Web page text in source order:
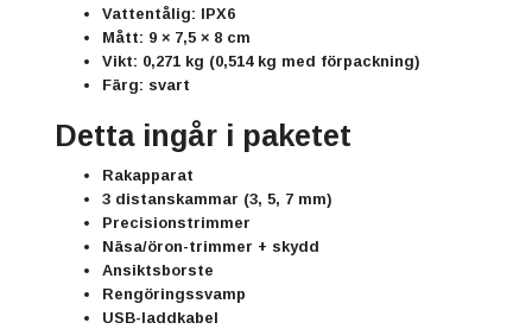
Vattentålig: IPX6
Mått: 9 × 7,5 × 8 cm
Vikt: 0,271 kg (0,514 kg med förpackning)
Färg: svart
Detta ingår i paketet
Rakapparat
3 distanskammar (3, 5, 7 mm)
Precisionstrimmer
Näsa/öron-trimmer + skydd
Ansiktsborste
Rengöringssvamp
USB-laddkabel